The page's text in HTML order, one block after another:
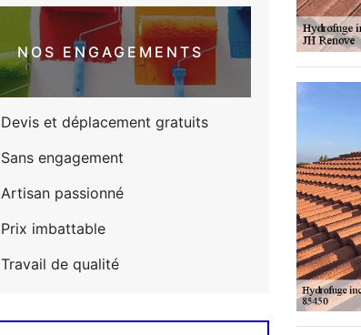
NOS ENGAGEMENTS
Devis et déplacement gratuits
Sans engagement
Artisan passionné
Prix imbattable
Travail de qualité